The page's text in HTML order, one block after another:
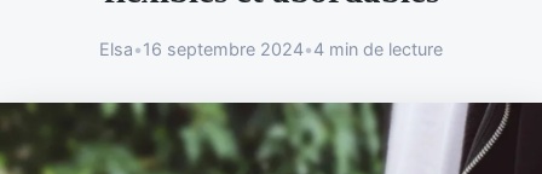
Elsa•16 septembre 2024•4 min de lecture